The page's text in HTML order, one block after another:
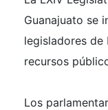
Guanajuato se
legisladores de
recursos
Los